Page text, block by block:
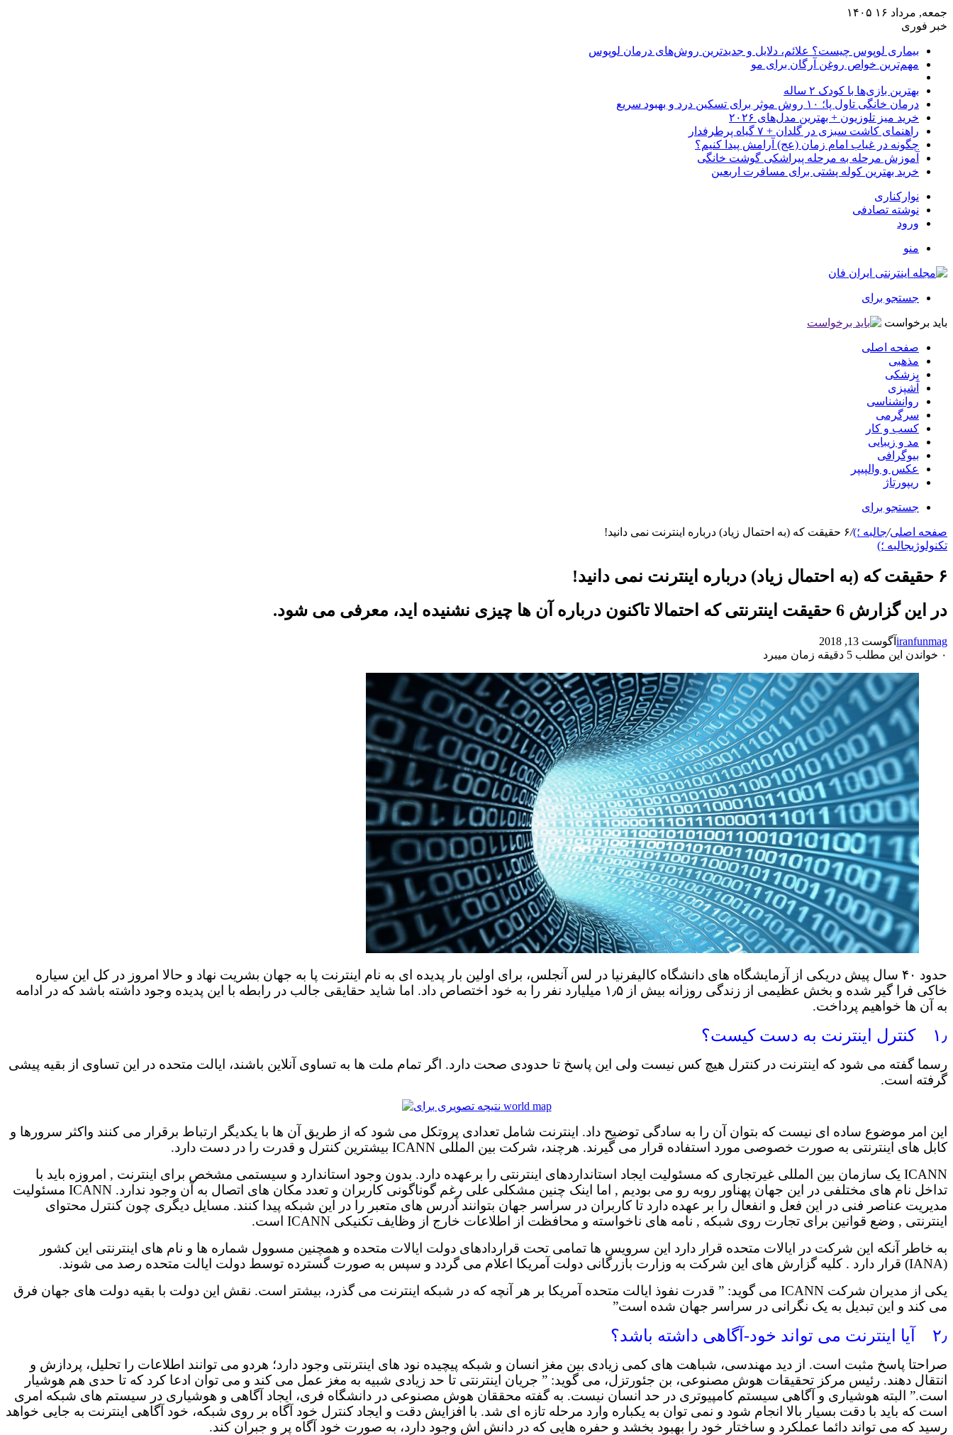
جمعه, مرداد ۱۶ ۱۴۰۵
خبر فوری
بیماری لوپوس چیست؟ علائم، دلایل و جدیدترین روش‌های درمان لوپوس
مهم‌ترین خواص روغن آرگان برای مو
بهترین بازی‌ها با کودک ۲ ساله
درمان خانگی تاول پا؛ ۱۰ روش موثر برای تسکین درد و بهبود سریع
خرید میز تلوزیون + بهترین مدل‌های ۲۰۲۶
راهنمای کاشت سبزی در گلدان + ۷ گیاه پرطرفدار
چگونه در غیاب امام زمان (عج) آرامش پیدا کنیم؟
آموزش مرحله به مرحله پیراشکی گوشت خانگی
خرید بهترین کوله پشتی برای مسافرت اربعین
نوارکناری
نوشته تصادفی
ورود
منو
جستجو برای
باید برخواست
صفحه اصلی
مذهبی
پزشکی
آشپزی
روانشناسی
سرگرمی
کسب و کار
مد و زیبایی
بیوگرافی
عکس و والپیپر
ریپورتاژ
جستجو برای
صفحه اصلی/جالبه ؛)/۶ حقیقت که (به احتمال زیاد) درباره اینترنت نمی دانید!
تکنولوژیجالبه ؛)
۶ حقیقت که (به احتمال زیاد) درباره اینترنت نمی دانید!
در این گزارش 6 حقیقت اینترنتی که احتمالا تاکنون درباره آن ها چیزی نشنیده اید، معرفی می شود.
iranfunmag آگوست 13, 2018
۰ خواندن این مطلب 5 دقیقه زمان میبرد
حدود ۴۰ سال پیش دریکی از آزمایشگاه های دانشگاه کالیفرنیا در لس آنجلس، برای اولین بار پدیده ای به نام اینترنت پا به جهان بشریت نهاد و حالا امروز در کل این سیاره
خاکی فرا گیر شده و بخش عظیمی از زندگی روزانه بیش از ۱٫۵ میلیارد نفر را به خود اختصاص داد. اما شاید حقایقی جالب در رابطه با این پدیده وجود داشته باشد که در ادامه
به آن ها خواهیم پرداخت.
۱٫ کنترل اینترنت به دست کیست؟
رسما گفته می شود که اینترنت در کنترل هیچ کس نیست ولی این پاسخ تا حدودی صحت دارد. اگر تمام ملت ها به تساوی آنلاین باشند، ایالت متحده در این تساوی از بقیه پیشی
گرفته است.
این امر موضوع ساده ای نیست که بتوان آن را به سادگی توضیح داد. اینترنت شامل تعدادی پروتکل می شود که از طریق آن ها با یکدیگر ارتباط برقرار می کنند واکثر سرورها و
کابل های اینترنتی به صورت خصوصی مورد استفاده قرار می گیرند. هرچند، شرکت بین المللی ICANN بیشترین کنترل و قدرت را در دست دارد.
ICANN یک سازمان بین المللی غیرتجاری که مسئولیت ایجاد استانداردهای اینترنتی را برعهده دارد. بدون وجود استاندارد و سیستمى مشخص براى اینترنت , امروزه باید با
تداخل نام هاى مختلفى در این جهان پهناور روبه رو می بودیم , اما اینک چنین مشکلى على رغم گوناگونى کاربران و تعدد مکان هاى اتصال به آن وجود ندارد. ICANN مسئولیت
مدیریت عناصر فنى در این فعل و انفعال را بر عهده دارد تا کاربران در سراسر جهان بتوانند آدرس هاى متعبر را در این شبکه پیدا کنند. مسایل دیگرى چون کنترل محتواى
اینترنتى , وضع قوانین براى تجارت روى شبکه , نامه هاى ناخواسته و محافظت از اطلاعات خارج از وظایف تکنیکى ICANN است.
به خاطر آنکه این شرکت در ایالات متحده قرار دارد این سرویس ها تمامى تحت قراردادهاى دولت ایالات متحده و همچنین مسوول شماره ها و نام هاى اینترنتى این کشور
(IANA) قرار دارد . کلیه گزارش های این شرکت به وزارت بازرگانی دولت آمریکا اعلام می گردد و سپس به صورت گسترده توسط دولت ایالت متحده رصد می شوند.
یکی از مدیران شرکت ICANN می گوید: ” قدرت نفوذ ایالت متحده آمریکا بر هر آنچه که در شبکه اینترنت می گذرد، بیشتر است. نقش این دولت با بقیه دولت های جهان فرق
می کند و این تبدیل به یک نگرانی در سراسر جهان شده است”
۲٫ آیا اینترنت می تواند خود-آگاهی داشته باشد؟
صراحتا پاسخ مثبت است. از دید مهندسی، شباهت های کمی زیادی بین مغز انسان و شبکه پیچیده نود های اینترنتی وجود دارد؛ هردو می توانند اطلاعات را تحلیل، پردازش و
انتقال دهند. رئیس مرکز تحقیقات هوش مصنوعی، بن جئورتزل، می گوید: ” جریان اینترنتی تا حد زیادی شبیه به مغز عمل می کند و می توان ادعا کرد که تا حدی هم هوشیار
است.” البته هوشیاری و آگاهی سیستم کامپیوتری در حد انسان نیست. به گفته محققان هوش مصنوعی در دانشگاه فری، ایجاد آگاهی و هوشیاری در سیستم های شبکه امری
است که باید با دقت بسیار بالا انجام شود و نمی توان به یکباره وارد مرحله تازه ای شد. با افزایش دقت و ایجاد کنترل خود آگاه بر روی شبکه، خود آگاهی اینترنت به جایی خواهد
رسید که می تواند دائما عملکرد و ساختار خود را بهبود بخشد و حفره هایی که در دانش اش وجود دارد، به صورت خود آگاه پر و جبران کند.